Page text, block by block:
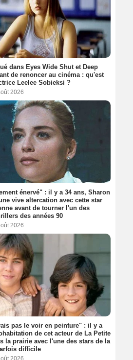
dans Eyes Wide Shut et Deep
de renoncer au cinéma : qu'est
Leelee Sobieksi ?
2026
énervé" : il y a 34 ans, Sharon
vive altercation avec cette star
avant de tourner l'un des
des années 90
2026
pas le voir en peinture" : il y a
de cet acteur de La Petite
la prairie avec l'une des stars de la
difficile